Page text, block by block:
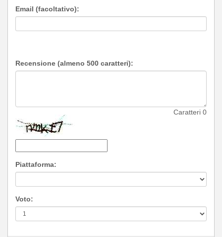
Email (facoltativo):
Recensione (almeno 500 caratteri):
Caratteri 0
Piattaforma:
Voto: